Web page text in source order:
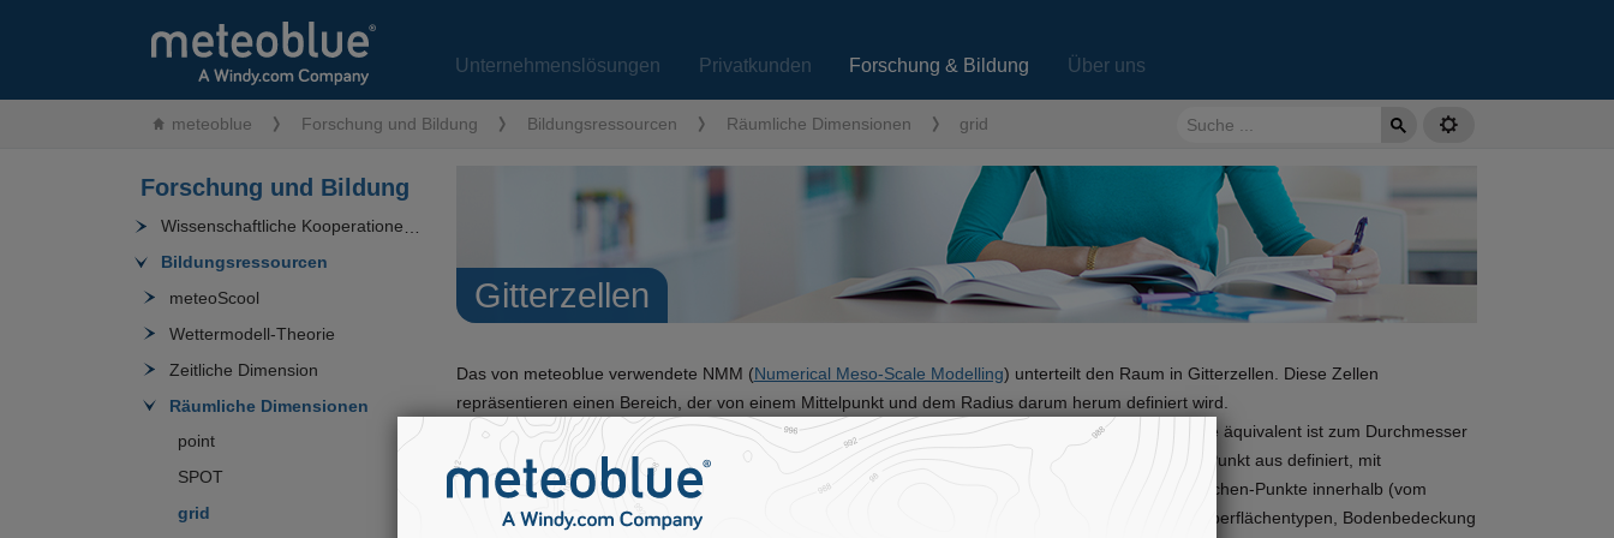
Unternehmenslösungen Privatkunden Forschung & Bildung Über uns
meteoblue Forschung und Bildung Bildungsressourcen Räumliche Dimensionen grid
Forschung und Bildung
Wissenschaftliche Kooperationen
Bildungsressourcen
meteoScool
Wettermodell-Theorie
Zeitliche Dimension
Räumliche Dimensionen
point
SPOT
grid
Gitterzellen
Das von meteoblue verwendete NMM (Numerical Meso-Scale Modelling) unterteilt den Raum in Gitterzellen. Diese Zellen
repräsentieren einen Bereich, der von einem Mittelpunkt und dem Radius darum herum definiert wird.
Der Abstand zwischen den Gitterzellen bestimmt die räumliche Auflösung
(auch genannt Raster), die äquivalent ist zum Durchmesser
(dem doppelten Radius) der einzelnen Gitterzelle (Rasterzelle). Jede Zelle ist von einem zentralen Punkt aus definiert, mit
Koordinaten und Höhe, sowie einem Radius. Die Höhe ist der berechnete Durchschnitt aller Oberflächen-Punkte innerhalb (vom
Radius) der Gitterzelle, auf einem 100-Meter-Topographie-Modell. Andere Gitterzellen beinhalten Oberflächentypen, Bodenbedeckung